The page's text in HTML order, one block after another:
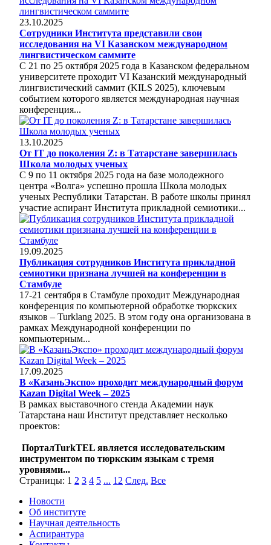
23.10.2025
Сотрудники Института представили свои
исследования на VI Казанском международном
лингвистическом саммите
С 21 по 25 октября 2025 года в Казанском федеральном
университете проходит VI Казанский международный
лингвистический саммит (KILS 2025), ключевым
событием которого является международная научная
конференция...
13.10.2025
От IT до поколения Z: в Татарстане завершилась
Школа молодых ученых
С 9 по 11 октября 2025 года на базе молодежного
центра «Волга» успешно прошла Школа молодых
ученых Республики Татарстан. В работе школы принял
участие аспирант Института прикладной семиотики...
19.09.2025
Публикация сотрудников Института прикладной
семиотики признана лучшей на конференции в
Стамбуле
17-21 сентября в Стамбуле проходит Международная
конференция по компьютерной обработке тюркских
языков – Turklang 2025. В этом году она организована в
рамках Международной конференции по
компьютерным...
17.09.2025
В «КазаньЭкспо» проходит международный форум
Kazan Digital Week – 2025
В рамках выставочного стенда Академии наук
Татарстана наш Институт представляет несколько
проектов:
ПорталTurkTEL является исследовательским
инструментом по тюркским языкам с тремя
уровнями...
Страницы: 1 2 3 4 5 ... 12 След. Все
Новости
Об институте
Научная деятельность
Аспирантура